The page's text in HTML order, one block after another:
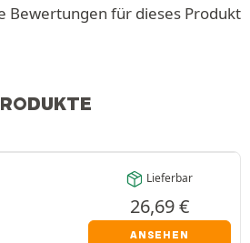
Bewertungen für dieses Produkt
Lieferbar
26,69€
ANSEHEN